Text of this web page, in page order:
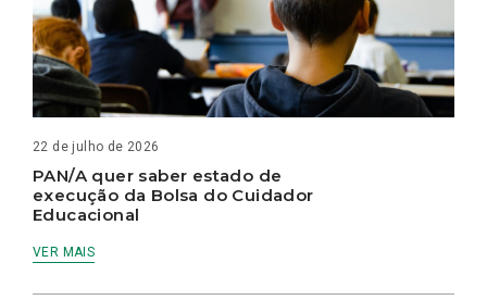
22 de julho de 2026
PAN/A quer saber estado de
execução da Bolsa do Cuidador
Educacional
VER MAIS